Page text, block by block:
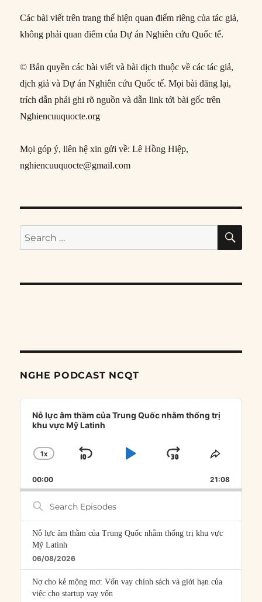
Các bài viết trên trang thể hiện quan điểm riêng của tác giả,
không phải quan điểm của Dự án Nghiên cứu Quốc tế.
© Bản quyền các bài viết và bài dịch thuộc về các tác giả,
dịch giả và Dự án Nghiên cứu Quốc tế. Mọi bài đăng lại,
trích dẫn phải ghi rõ nguồn và dẫn link tới bài gốc trên
Nghiencuuquocte.org
Mọi góp ý, liên hệ xin gửi về: Lê Hồng Hiệp,
nghiencuuquocte@gmail.com
Search
for:
NGHE PODCAST NCQT
Audio
Player
Nỗ lực âm thầm của Trung Quốc nhằm thống trị
khu vực Mỹ Latinh
CHANGE
RATE
1X
SKIP
PLAYJUMP
FORWARD
SHARE
00:00 21:08
Search
Episodes
Nỗ lực âm thầm của Trung Quốc nhằm thống trị khu vực
Mỹ Latinh
06/08/2026
Nợ cho kẻ mộng mơ: Vốn vay chính sách và giới hạn của
việc cho startup vay vốn